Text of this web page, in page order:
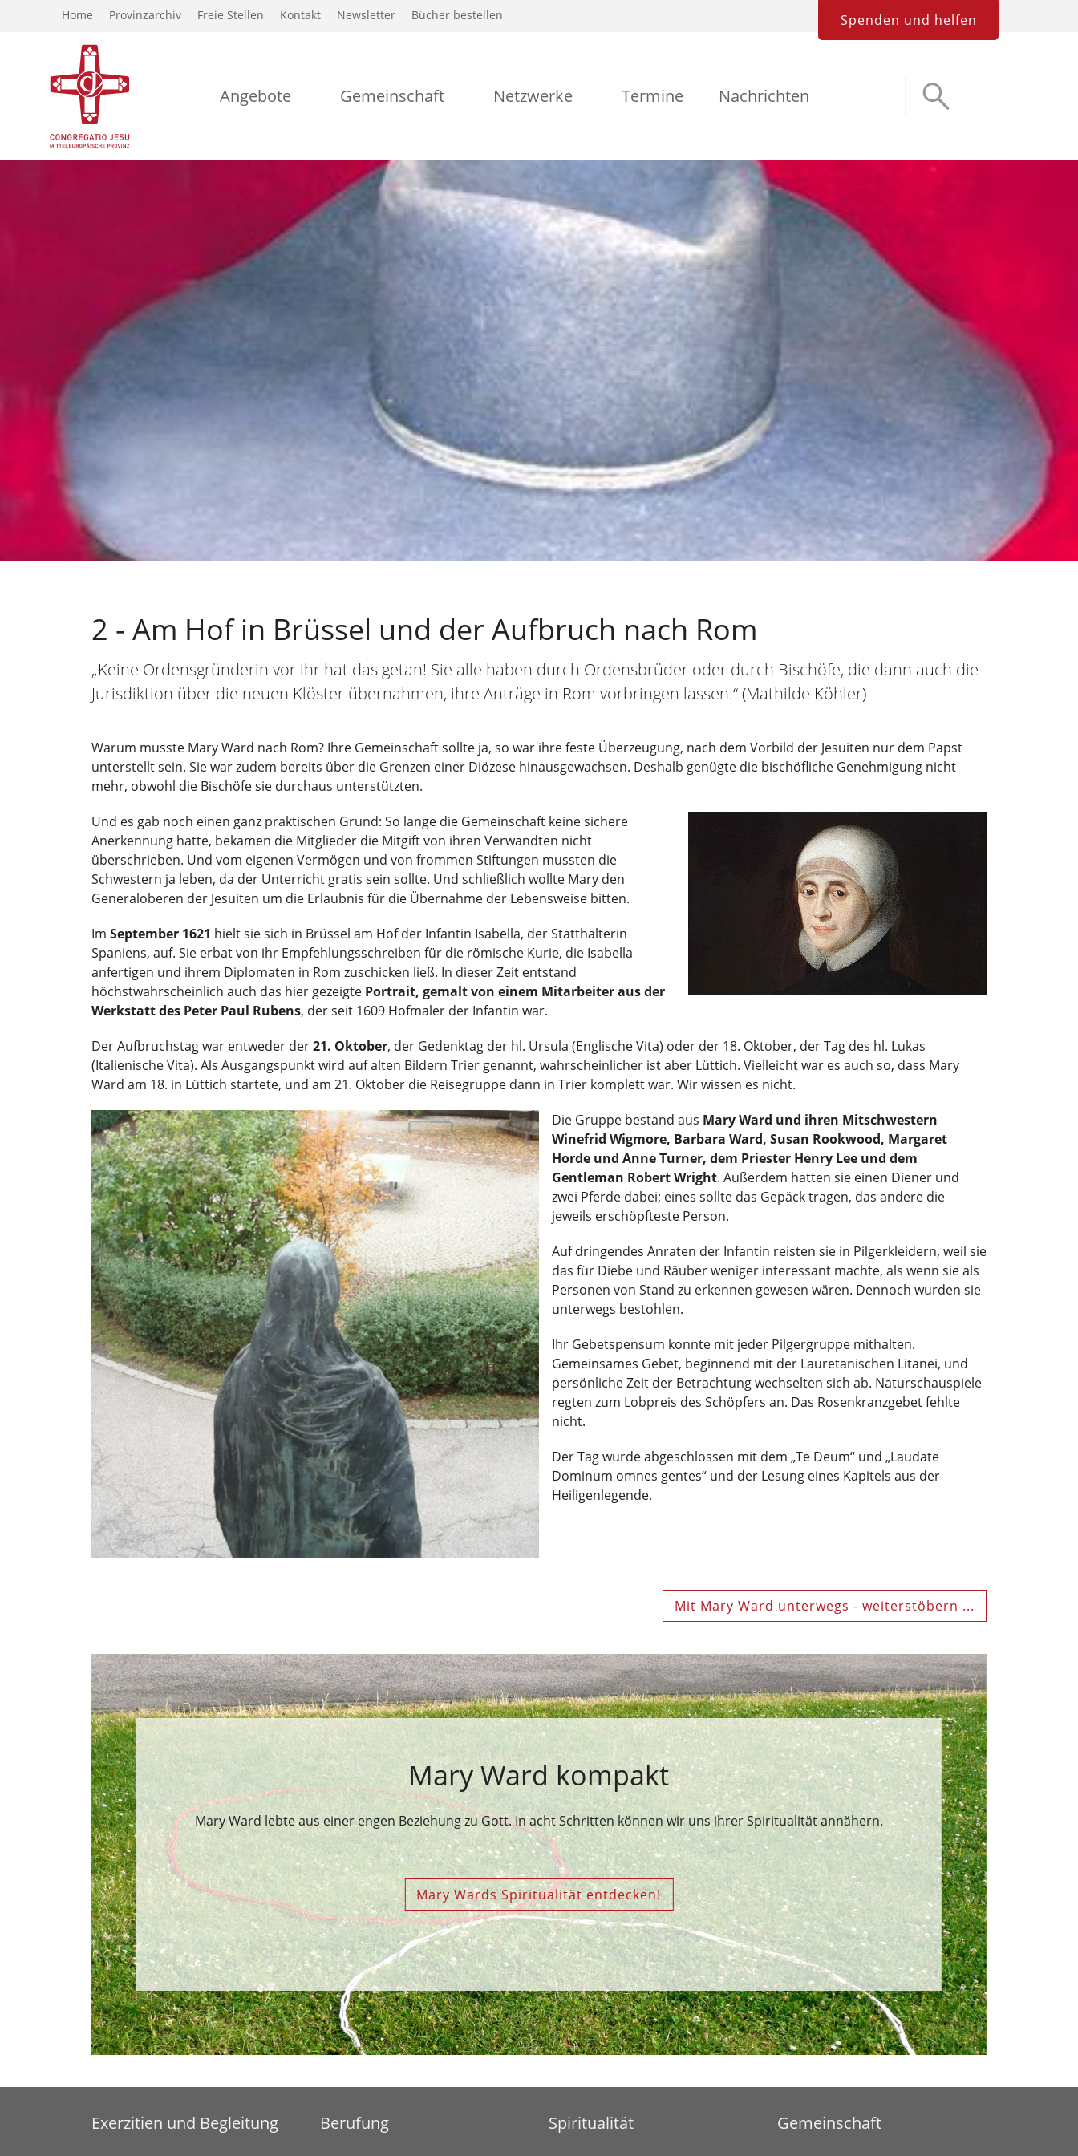
Home Provinzarchiv Freie Stellen Kontakt Newsletter Bücher bestellen Spenden und helfen
Angebote Gemeinschaft Netzwerke Termine Nachrichten
2 - Am Hof in Brüssel und der Aufbruch nach Rom
„Keine Ordensgründerin vor ihr hat das getan! Sie alle haben durch Ordensbrüder oder durch Bischöfe, die dann auch die
Jurisdiktion über die neuen Klöster übernahmen, ihre Anträge in Rom vorbringen lassen.“ (Mathilde Köhler)
Warum musste Mary Ward nach Rom? Ihre Gemeinschaft sollte ja, so war ihre feste Überzeugung, nach dem Vorbild der Jesuiten nur dem Papst
unterstellt sein. Sie war zudem bereits über die Grenzen einer Diözese hinausgewachsen. Deshalb genügte die bischöfliche Genehmigung nicht
mehr, obwohl die Bischöfe sie durchaus unterstützten.
Und es gab noch einen ganz praktischen Grund: So lange die Gemeinschaft keine sichere
Anerkennung hatte, bekamen die Mitglieder die Mitgift von ihren Verwandten nicht
überschrieben. Und vom eigenen Vermögen und von frommen Stiftungen mussten die
Schwestern ja leben, da der Unterricht gratis sein sollte. Und schließlich wollte Mary den
Generaloberen der Jesuiten um die Erlaubnis für die Übernahme der Lebensweise bitten.
Im September 1621 hielt sie sich in Brüssel am Hof der Infantin Isabella, der Statthalterin
Spaniens, auf. Sie erbat von ihr Empfehlungsschreiben für die römische Kurie, die Isabella
anfertigen und ihrem Diplomaten in Rom zuschicken ließ. In dieser Zeit entstand
höchstwahrscheinlich auch das hier gezeigte Portrait, gemalt von einem Mitarbeiter aus der
Werkstatt des Peter Paul Rubens, der seit 1609 Hofmaler der Infantin war.
Der Aufbruchstag war entweder der21. Oktober, der Gedenktag der hl. Ursula (Englische Vita) oder der 18. Oktober, der Tag des hl. Lukas
(Italienische Vita). Als Ausgangspunkt wird auf alten Bildern Trier genannt, wahrscheinlicher ist aber Lüttich. Vielleicht war es auch so, dass Mary
Ward am 18. in Lüttich startete, und am 21. Oktober die Reisegruppe dann in Trier komplett war. Wir wissen es nicht.
Die Gruppe bestand aus Mary Ward und ihren Mitschwestern
Winefrid Wigmore, Barbara Ward, Susan Rookwood, Margaret
Horde und Anne Turner, dem Priester Henry Lee und dem
Gentleman Robert Wright. Außerdem hatten sie einen Diener und
zwei Pferde dabei; eines sollte das Gepäck tragen, das andere die
jeweils erschöpfteste Person.
Auf dringendes Anraten der Infantin reisten sie in Pilgerkleidern, weil sie
das für Diebe und Räuber weniger interessant machte, als wenn sie als
Personen von Stand zu erkennen gewesen wären. Dennoch wurden sie
unterwegs bestohlen.
Ihr Gebetspensum konnte mit jeder Pilgergruppe mithalten.
Gemeinsames Gebet, beginnend mit der Lauretanischen Litanei, und
persönliche Zeit der Betrachtung wechselten sich ab. Naturschauspiele
regten zum Lobpreis des Schöpfers an. Das Rosenkranzgebet fehlte
nicht.
Der Tag wurde abgeschlossen mit dem „Te Deum“ und „Laudate
Dominum omnes gentes“ und der Lesung eines Kapitels aus der
Heiligenlegende.
Mit Mary Ward unterwegs - weiterstöbern ...
Mary Ward kompakt
Mary Ward lebte aus einer engen Beziehung zu Gott. In acht Schritten können wir uns ihrer Spiritualität annähern.
Mary Wards Spiritualität entdecken!
Exerzitien und Begleitung Berufung Spiritualität Gemeinschaft